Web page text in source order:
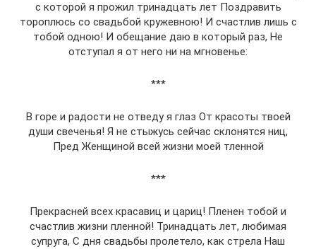
с которой я прожил тринадцать лет Поздравить
тороплюсь со свадьбой кружевною! И счастлив лишь с
тобой одною! И обещание даю в который раз, Не
отступал я от него ни на мгновенье:
***
В горе и радости не отведу я глаз От красоты твоей
души свеченья! Я не стыжусь сейчас склонятся ниц,
Пред Женщиной всей жизни моей тленной
***
Прекрасней всех красавиц и цариц! Пленен тобой и
счастлив жизни пленной! Тринадцать лет, любимая
супруга, С дня свадьбы пролетело, как стрела Наш